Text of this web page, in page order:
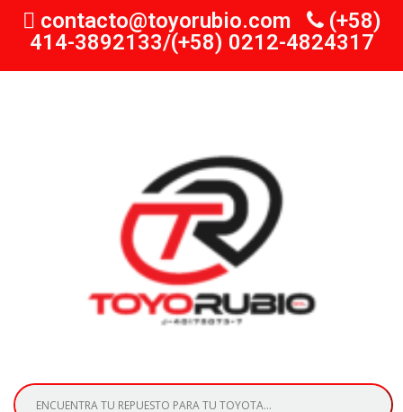
contacto@toyorubio.com
(+58)
414-3892133/(+58) 0212-4824317